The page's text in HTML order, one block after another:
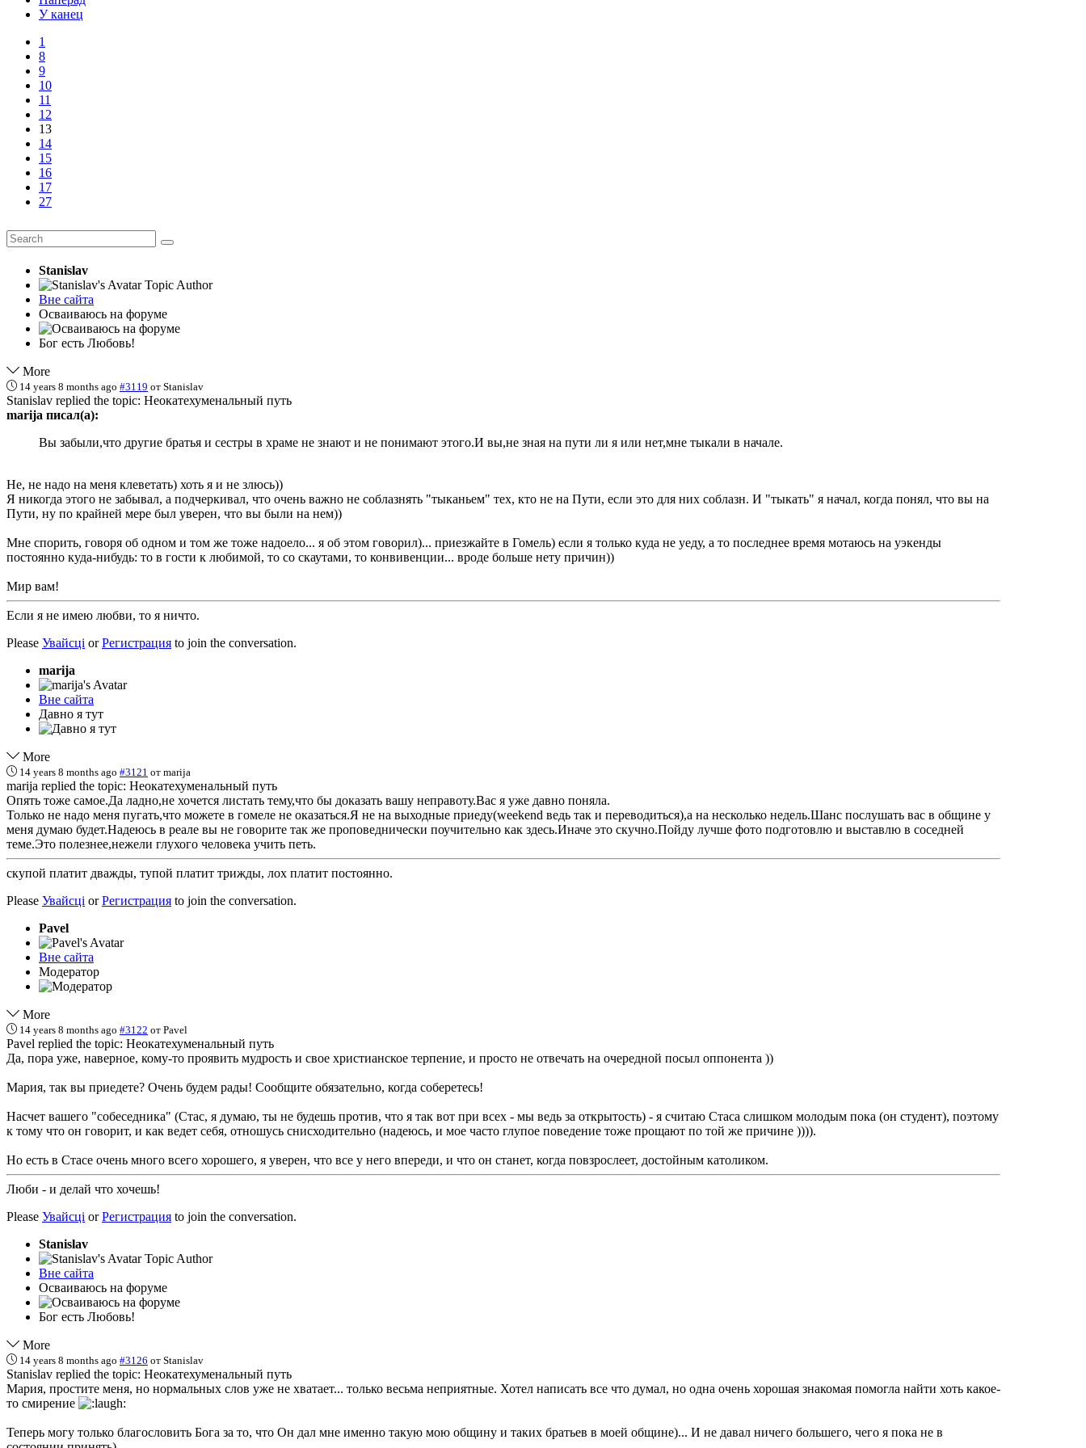
У канец
1
8
9
10
11
12
13
14
15
16
17
27
Stanislav
Topic Author
Вне сайта
Осваиваюсь на форуме
Бог есть Любовь!
More
14 years 8 months ago #3119 от Stanislav
Stanislav replied the topic: Неокатехуменальный путь
marija писал(а):
Вы забыли,что другие братья и сестры в храме не знают и не понимают этого.И вы,не зная на пути ли я или нет,мне тыкали в начале.
Не, не надо на меня клеветать) хоть я и не злюсь))
Я никогда этого не забывал, а подчеркивал, что очень важно не соблазнять "тыканьем" тех, кто не на Пути, если это для них соблазн. И "тыкать" я начал, когда понял, что вы на
Пути, ну по крайней мере был уверен, что вы были на нем))
Мне спорить, говоря об одном и том же тоже надоело... я об этом говорил)... приезжайте в Гомель) если я только куда не уеду, а то последнее время мотаюсь на уэкенды
постоянно куда-нибудь: то в гости к любимой, то со скаутами, то конвивенции... вроде больше нету причин))
Мир вам!
Если я не имею любви, то я ничто.
Please Увайсці orРегистрация to join the conversation.
marija
Вне сайта
Давно я тут
More
14 years 8 months ago #3121 от marija
marija replied the topic: Неокатехуменальный путь
Опять тоже самое.Да ладно,не хочется листать тему,что бы доказать вашу неправоту.Вас я уже давно поняла.
Только не надо меня пугать,что можете в гомеле не оказаться.Я не на выходные приеду(weekend ведь так и переводиться),а на несколько недель.Шанс послушать вас в общине у
меня думаю будет.Надеюсь в реале вы не говорите так же проповеднически поучительно как здесь.Иначе это скучно.Пойду лучше фото подготовлю и выставлю в соседней
теме.Это полезнее,нежели глухого человека учить петь.
скупой платит дважды, тупой платит трижды, лох платит постоянно.
Please Увайсці orРегистрация to join the conversation.
Pavel
Вне сайта
Модератор
More
14 years 8 months ago #3122 от Pavel
Pavel replied the topic: Неокатехуменальный путь
Да, пора уже, наверное, кому-то проявить мудрость и свое христианское терпение, и просто не отвечать на очередной посыл оппонента ))
Мария, так вы приедете? Очень будем рады! Сообщите обязательно, когда соберетесь!
Насчет вашего "собеседника" (Стас, я думаю, ты не будешь против, что я так вот при всех - мы ведь за открытость) - я считаю Стаса слишком молодым пока (он студент), поэтому
к тому что он говорит, и как ведет себя, отношусь снисходительно (надеюсь, и мое часто глупое поведение тоже прощают по той же причине )))).
Но есть в Стасе очень много всего хорошего, я уверен, что все у него впереди, и что он станет, когда повзрослеет, достойным католиком.
Люби - и делай что хочешь!
Please Увайсці orРегистрация to join the conversation.
Stanislav
Topic Author
Вне сайта
Осваиваюсь на форуме
Бог есть Любовь!
More
14 years 8 months ago #3126 от Stanislav
Stanislav replied the topic: Неокатехуменальный путь
Мария, простите меня, но нормальных слов уже не хватает... только весьма неприятные. Хотел написать все что думал, но одна очень хорошая знакомая помогла найти хоть какое-
то смирение
Теперь могу только благословить Бога за то, что Он дал мне именно такую мою общину и таких братьев в моей общине)... И не давал ничего большего, чего я пока не в